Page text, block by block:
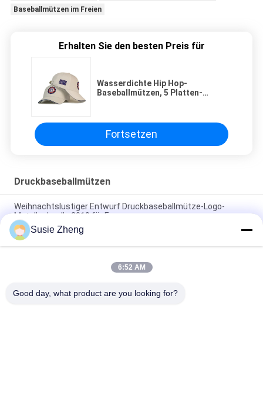
Baseballmützen im Freien
Erhalten Sie den besten Preis für
Wasserdichte Hip Hop-
Baseballmützen, 5 Platten-
Fortsetzen
Druckbaseballmützen
Weihnachtslustiger Entwurf Druckbaseballmütze-Logo-
Metallschnalle 2019 für Frauen
Kundenspezifische 6 Platten-Muster-Sport-Baseballmütze
kurvte die konstruierte Rand-Baumwolle 100%
Kappengolfsport-Hutkappen der Baseballmütze des
Susie Zheng
6:52 AM
Good day, what product are you looking for?